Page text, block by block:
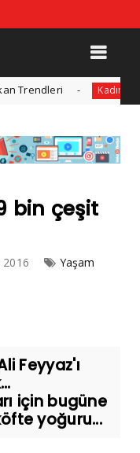
Kadın Her yıl
bin çeşit
2016 Yaşam
Feyyaz'ı
için bugüne
yoğuru...